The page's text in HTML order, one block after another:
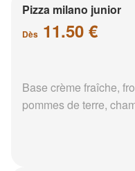
Pizza milano junior
Dès 11.50 €
Base crème fraîche,
pommes de terre,